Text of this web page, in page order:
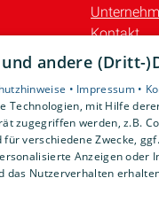
Kontakt
andere (Dritt-
• Impressum •
Technologien, mit Hilfe
zugegriffen werden, z.B.
verschiedene Zwecke,
Anzeigen oder
Nutzerverhalten